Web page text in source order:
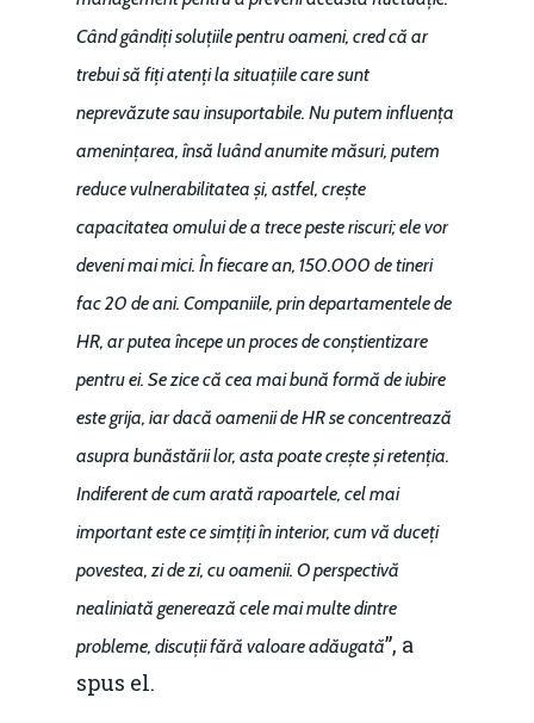
Când gândiți soluțiile pentru oameni, cred că ar
trebui să fiți atenți la situațiile care sunt
neprevăzute sau insuportabile. Nu putem influența
amenințarea, însă luând anumite măsuri, putem
reduce vulnerabilitatea și, astfel, crește
capacitatea omului de a trece peste riscuri; ele vor
deveni mai mici. În fiecare an, 150.000 de tineri
fac 20 de ani. Companiile, prin departamentele de
HR, ar putea începe un proces de conștientizare
pentru ei. Se zice că cea mai bună formă de iubire
este grija, iar dacă oamenii de HR se concentrează
asupra bunăstării lor, asta poate crește și retenția.
Indiferent de cum arată rapoartele, cel mai
important este ce simțiți în interior, cum vă duceți
povestea, zi de zi, cu oamenii. O perspectivă
nealiniată generează cele mai multe dintre
probleme, discuții fără valoare adăugată”, a
spus el.